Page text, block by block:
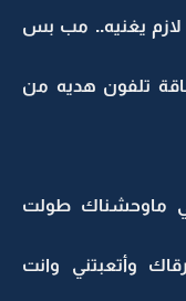
يغنيه.. مب بس
تلفون هديه من
ماوحشناك طولت
وأتعبتني وانت